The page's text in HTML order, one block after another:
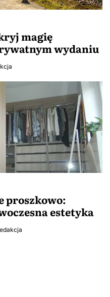
magię
wydaniu
proszkowo:
estetyka